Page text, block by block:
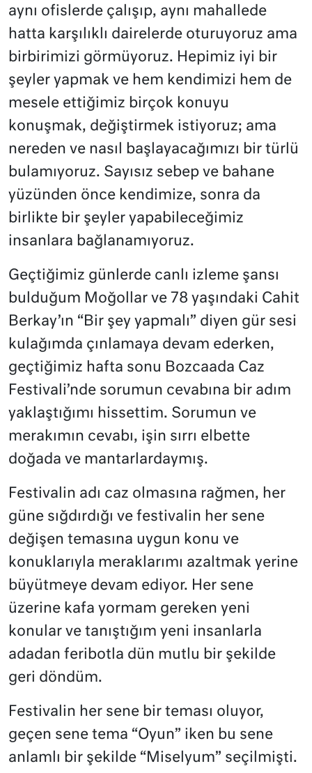
aynı ofislerde çalışıp, aynı mahallede
hatta karşılıklı dairelerde oturuyoruz ama
birbirimizi görmüyoruz. Hepimiz iyi bir
şeyler yapmak ve hem kendimizi hem de
mesele ettiğimiz birçok konuyu
konuşmak, değiştirmek istiyoruz; ama
nereden ve nasıl başlayacağımızı bir türlü
bulamıyoruz. Sayısız sebep ve bahane
yüzünden önce kendimize, sonra da
birlikte bir şeyler yapabileceğimiz
insanlara bağlanamıyoruz.
Geçtiğimiz günlerde canlı izleme şansı
bulduğum Moğollar ve 78 yaşındaki Cahit
Berkay’ın “Bir şey yapmalı” diyen gür sesi
kulağımda çınlamaya devam ederken,
geçtiğimiz hafta sonu Bozcaada Caz
Festivali’nde sorumun cevabına bir adım
yaklaştığımı hissettim. Sorumun ve
merakımın cevabı, işin sırrı elbette
doğada ve mantarlardaymış.
Festivalin adı caz olmasına rağmen, her
güne sığdırdığı ve festivalin her sene
değişen temasına uygun konu ve
konuklarıyla meraklarımı azaltmak yerine
büyütmeye devam ediyor. Her sene
üzerine kafa yormam gereken yeni
konular ve tanıştığım yeni insanlarla
adadan feribotla dün mutlu bir şekilde
geri döndüm.
Festivalin her sene bir teması oluyor,
geçen sene tema “Oyun” iken bu sene
anlamlı bir şekilde “Miselyum” seçilmişti.